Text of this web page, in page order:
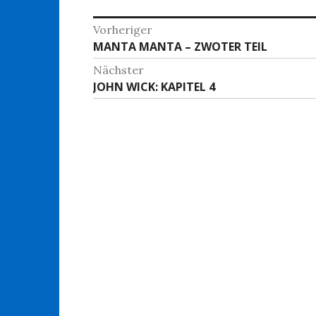
Beitragsnavigation
Vorheriger
Vorheriger
Beitrag:
MANTA MANTA – ZWOTER TEIL
Nächster
Nächster
Beitrag:
JOHN WICK: KAPITEL 4